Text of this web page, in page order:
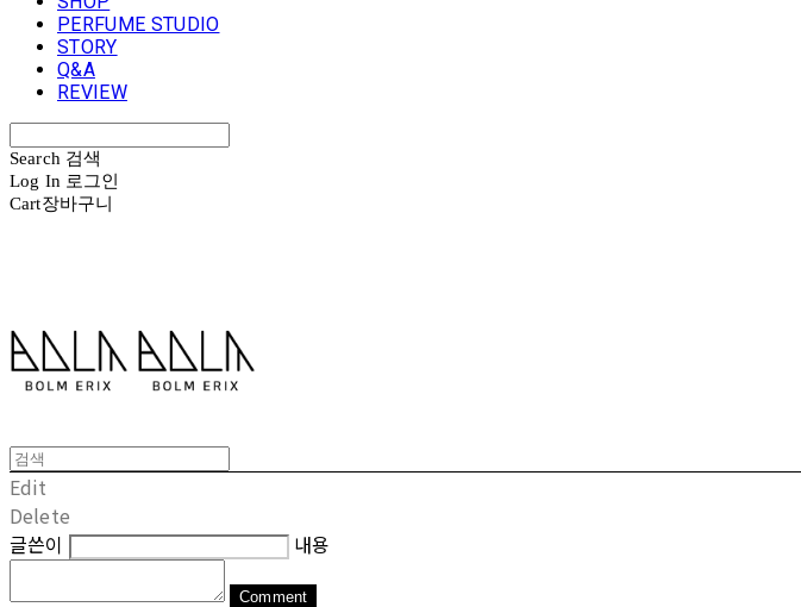
PERFUME STUDIO
STORY
Q&A
REVIEW
Search 검색
Log In 로그인
Cart장바구니
Edit
Delete
글쓴이
내용
Comment